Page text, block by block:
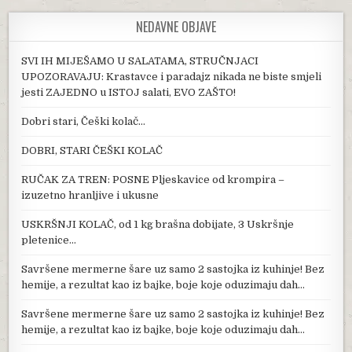
NEDAVNE OBJAVE
SVI IH MIJEŠAMO U SALATAMA, STRUČNJACI
UPOZORAVAJU: Krastavce i paradajz nikada ne biste smjeli
jesti ZAJEDNO u ISTOJ salati, EVO ZAŠTO!
Dobri stari, Češki kolač…
DOBRI, STARI ČEŠKI KOLAČ
RUČAK ZA TREN: POSNE Pljeskavice od krompira –
izuzetno hranljive i ukusne
USKRŠNJI KOLAČ, od 1 kg brašna dobijate, 3 Uskršnje
pletenice…
Savršene mermerne šare uz samo 2 sastojka iz kuhinje! Bez
hemije, a rezultat kao iz bajke, boje koje oduzimaju dah…
Savršene mermerne šare uz samo 2 sastojka iz kuhinje! Bez
hemije, a rezultat kao iz bajke, boje koje oduzimaju dah…